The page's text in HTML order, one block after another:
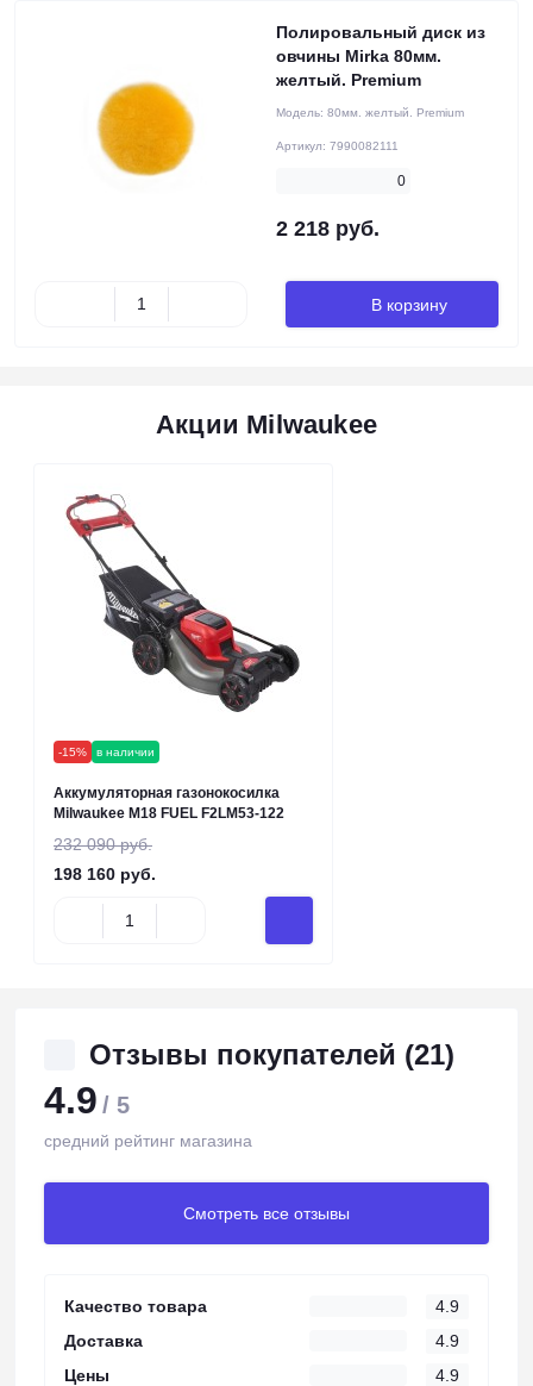
Полировальный диск из
овчины Mirka 80мм.
желтый. Premium
Модель: 80мм. желтый. Premium
Артикул: 7990082111
0
2 218 руб.
В корзину
Акции Milwaukee
-15% в наличии
Аккумуляторная газонокосилка
Milwaukee M18 FUEL F2LM53-122
232 090 руб.
198 160 руб.
Отзывы покупателей (21)
4.9 / 5
средний рейтинг магазина
Смотреть все отзывы
Качество товара
4.9
Доставка
4.9
Цены
4.9